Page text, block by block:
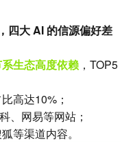
四大 AI 的信源偏好差
生态高度依赖 ，TOP5
比高达10%；
、网易等网站；
等渠道内容。